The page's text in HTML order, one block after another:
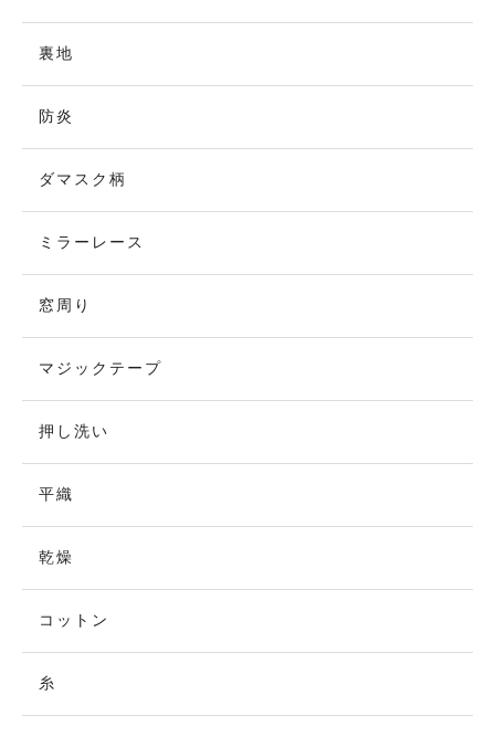
裏地
防炎
ダマスク柄
ミラーレース
窓周り
マジックテープ
押し洗い
平織
乾燥
コットン
糸